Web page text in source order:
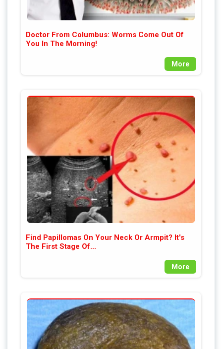
Doctor From Columbus: Worms Come Out Of
You In The Morning!
More
Find Papillomas On Your Neck Or Armpit? It's
The First Stage Of...
More